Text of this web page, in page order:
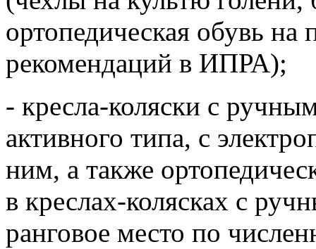
ортопедическая обувь на
рекомендаций в ИПРА);
- кресла-коляски с
активного типа, с
ним, а также
в креслах-колясках с
ранговое место по